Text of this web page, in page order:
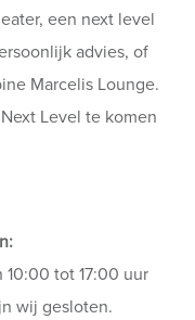
een next level
advies, of
Marcelis Lounge.
Level te komen
tot 17:00 uur
wij gesloten.